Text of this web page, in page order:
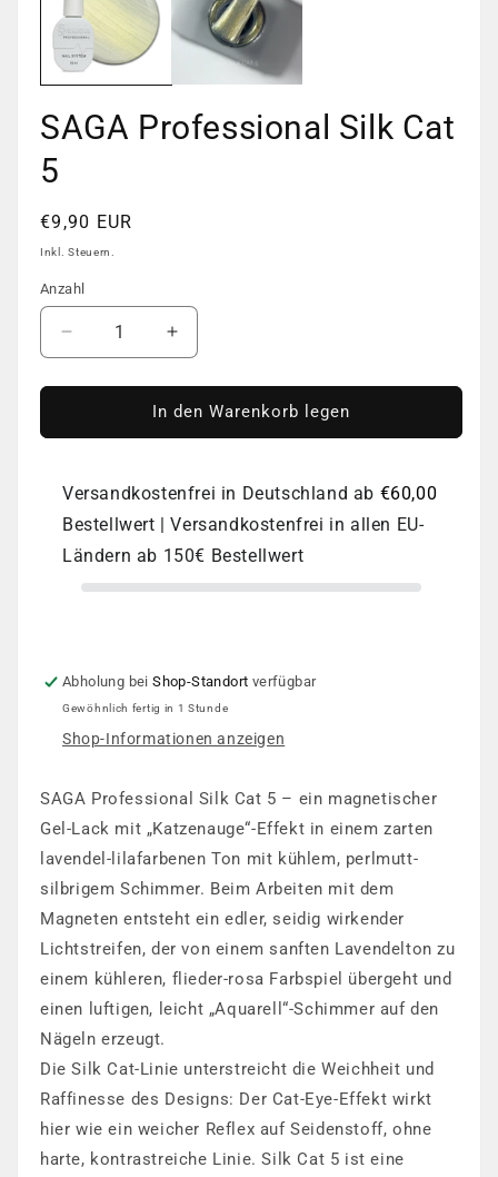
SAGA Professional Silk Cat
5
Normaler
Preis
€9,90 EUR
Inkl. Steuern.
Anzahl
Anzahl
Verringere
die
Menge
SAGA
Silk
Cat
5
Erhöhe
die
Menge
für
SAGA
Silk
Cat
5
In den Warenkorb legen
Versandkostenfrei in Deutschland ab €60,00
Bestellwert | Versandkostenfrei in allen EU-
Ländern ab 150€ Bestellwert
Abholung beiShop-Standort verfügbar
Gewöhnlich fertig in 1 Stunde
Shop-Informationen anzeigen
SAGA Professional Silk Cat 5 – ein magnetischer
Gel-Lack mit „Katzenauge“-Effekt in einem zarten
lavendel-lilafarbenen Ton mit kühlem, perlmutt-
silbrigem Schimmer. Beim Arbeiten mit dem
Magneten entsteht ein edler, seidig wirkender
Lichtstreifen, der von einem sanften Lavendelton zu
einem kühleren, flieder-rosa Farbspiel übergeht und
einen luftigen, leicht „Aquarell“-Schimmer auf den
Nägeln erzeugt.
Die Silk Cat-Linie unterstreicht die Weichheit und
Raffinesse des Designs: Der Cat-Eye-Effekt wirkt
hier wie ein weicher Reflex auf Seidenstoff, ohne
harte, kontrastreiche Linie. Silk Cat 5 ist eine